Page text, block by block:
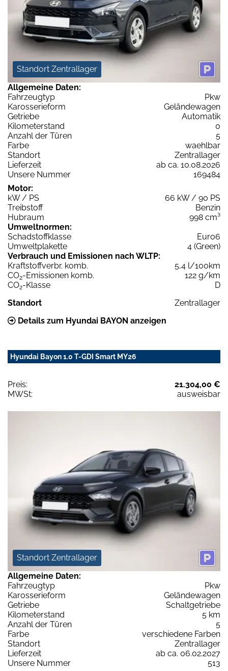
Standort Zentrallager
Allgemeine Daten:
Fahrzeugtyp
Pkw
Karosserieform
Geländewagen
Getriebe
Automatik
Kilometerstand
0
Anzahl der Türen
5
Farbe
waehlbar
Standort
Zentrallager
Lieferzeit
ab ca. 10.08.2026
Unsere Nummer
169484
Motor:
kW / PS
66 kW / 90 PS
Treibstoff
Benzin
Hubraum
998 cm³
Umweltnormen:
Schadstoffklasse
Euro6
Umweltplakette
4 (Green)
Verbrauch und Emissionen nach WLTP:
Kraftstoffverbr. komb.
5,4 l/100km
CO2-Emissionen komb.
122 g/km
CO2-Klasse
D
Standort
Zentrallager
Details zum Hyundai BAYON anzeigen
Hyundai Bayon 1.0 T-GDI Smart MY26
Preis:
21.304,00 €
MWSt:
ausweisbar
Standort Zentrallager
Allgemeine Daten:
Fahrzeugtyp
Pkw
Karosserieform
Geländewagen
Getriebe
Schaltgetriebe
Kilometerstand
5 km
Anzahl der Türen
5
Farbe
verschiedene Farben
Standort
Zentrallager
Lieferzeit
ab ca. 06.02.2027
Unsere Nummer
513